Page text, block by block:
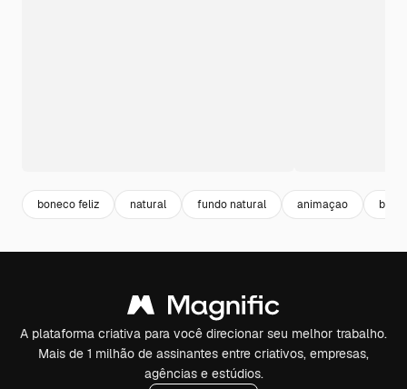
boneco feliz natural fundo natural animaçao
A plataforma criativa para você direcionar seu melhor trabalho.
Mais de 1 milhão de assinantes entre criativos, empresas,
agências e estúdios.